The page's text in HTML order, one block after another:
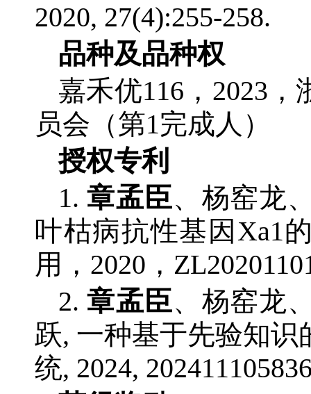
2020, 27(4):255-258.
品种及品种权
嘉禾优116，2023
员会（第1完成人）
授权专利
1.章孟臣、杨窑龙
叶枯病抗性基因Xa1
用，2020，
2.章孟臣、杨窑龙
跃, 一种基于先验知
统, 2024,